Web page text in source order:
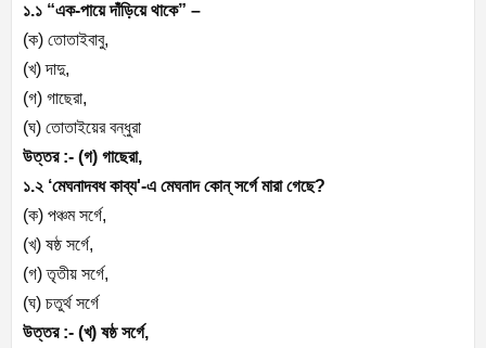
১.১ “এক-পায়ে দাঁড়িয়ে থাকে” –
(ক) তোতাইবাবু,
(খ) দাদু,
(গ) গাছেরা,
(ঘ) তোতাইয়ের বন্ধুরা
উত্তর :- (গ) গাছেরা,
১.২ ‘মেঘনাদবধ কাব্য'-এ মেঘনাদ কোন্ সর্গে মারা গেছে?
(ক) পঞ্চম সর্গে,
(খ) ষষ্ঠ সর্গে,
(গ) তৃতীয় সর্গে,
(ঘ) চতুর্থ সর্গে
উত্তর :- (খ) ষষ্ঠ সর্গে,